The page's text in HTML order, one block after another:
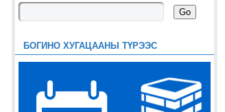
БОГИНО ХУГАЦААНЫ ТҮРЭЭС